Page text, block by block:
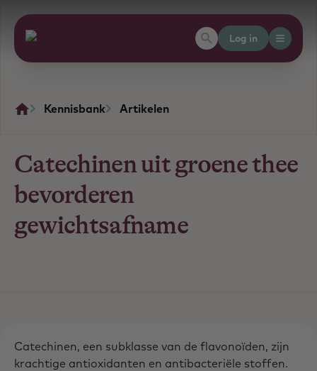
Log in
Kennisbank Artikelen
Catechinen uit groene thee
bevorderen
gewichtsafname
Catechinen, een subklasse van de flavonoïden, zijn
krachtige antioxidanten en antibacteriële stoffen.